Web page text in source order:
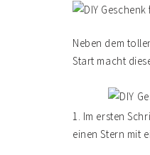
Neben dem
Start macht
1. Im ersten
einen Stern mit